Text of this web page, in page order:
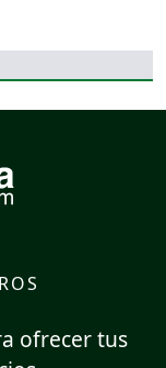
ofrecer tus